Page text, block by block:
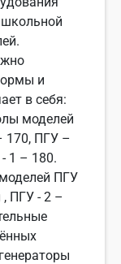
и
в себя:
моделей
170, ПГУ –
1 – 180.
ПГУ
ПГУ - 2 –